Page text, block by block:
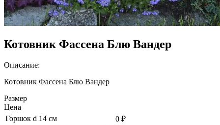
Котовник Фассена Блю Вандер
Описание:
Котовник Фассена Блю Вандер
Размер
Цена
Горшок d 14 см
0 ₽